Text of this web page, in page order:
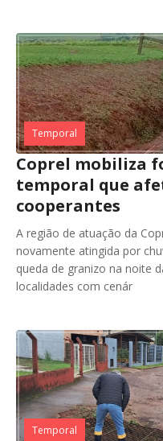
Temporal
Coprel mobiliza
temporal que
cooperantes
A região de atuação da
novamente atingida por
queda de granizo na noite
localidades com cenár
Temporal